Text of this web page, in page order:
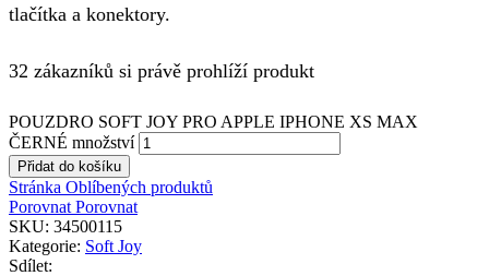
tlačítka a konektory.
32 zákazníků si právě prohlíží produkt
POUZDRO SOFT JOY PRO APPLE IPHONE XS MAX
ČERNÉ množství
Přidat do košíku
Stránka Oblíbených produktů
Porovnat Porovnat
SKU: 34500115
Kategorie: Soft Joy
Sdílet: